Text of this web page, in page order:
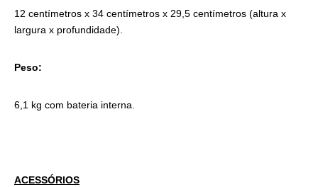
12 centímetros x 34 centímetros x 29,5 centímetros (altura x
largura x profundidade).
Peso:
6,1 kg com bateria interna.
ACESSÓRIOS